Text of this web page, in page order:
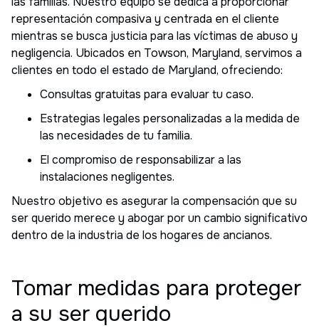
representación compasiva y centrada en el cliente
mientras se busca justicia para las víctimas de abuso y
negligencia. Ubicados en Towson, Maryland, servimos a
clientes en todo el estado de Maryland, ofreciendo:
Consultas gratuitas para evaluar tu caso.
Estrategias legales personalizadas a la medida de
las necesidades de tu familia.
El compromiso de responsabilizar a las
instalaciones negligentes.
Nuestro objetivo es asegurar la compensación que su
ser querido merece y abogar por un cambio significativo
dentro de la industria de los hogares de ancianos.
Tomar medidas para proteger
a su ser querido